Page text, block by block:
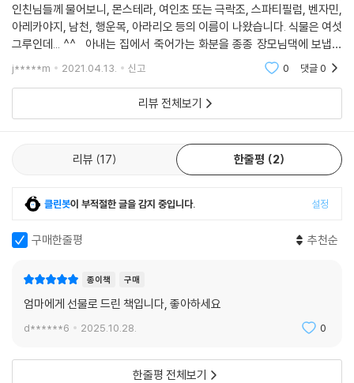
인친님들께 물어보니, 몬스테라, 여인초 또는 극락조, 스파티필럼, 벤자민,
아레카야지, 남천, 행운목, 아라리오 등의 이름이 나왔습니다. 식물은 여섯
그루인데... ^^ 아내는 집에서 죽어가는 화분을 종종 장모님댁에 보냅니
다. 그리고 한 두 달 후에 싱싱하고 건강한 모습으로 다시 데리고 오곤 합니
다.
j*****m 2021.04.13. 신고 0 댓글0
리뷰 전체보기
리뷰 17 한줄평 2
클린봇이 부적절한 글을 감지 중입니다. 설정
구매한줄평 추천순
종이책 구매
엄마에게 선물로 드린 책입니다, 좋아하세요
d******6 2025.10.28. 0
한줄평 전체보기